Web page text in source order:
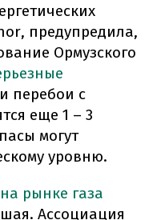
предупредила,
Ормузского
перебои с
еще 1 – 3
могут
уровню.
рынке газа
Ассоциация